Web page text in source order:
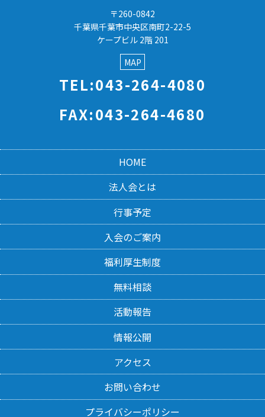
〒260-0842
千葉県千葉市中央区南町2-22-5
ケープビル 2階 201
MAP
TEL:043-264-4080
FAX:043-264-4680
HOME
法人会とは
行事予定
入会のご案内
福利厚生制度
無料相談
活動報告
情報公開
アクセス
お問い合わせ
プライバシーポリシー